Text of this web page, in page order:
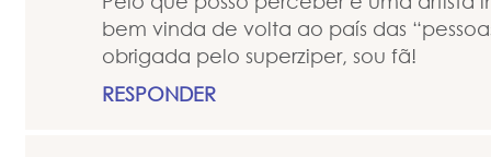
bem vinda de volta ao país das
obrigada pelo superziper, sou fã!
RESPONDER